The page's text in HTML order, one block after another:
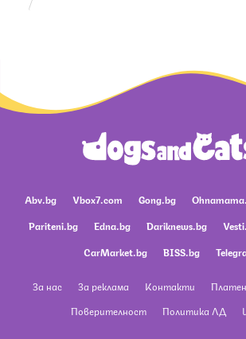
Abv.bg Vbox7.com Gong.bg
Pariteni.bg
Edna.bg Dariknews.bg
CarMarket.bg
BISS.bg
За нас За реклама Контакти
Поверителност
Политика ЛД